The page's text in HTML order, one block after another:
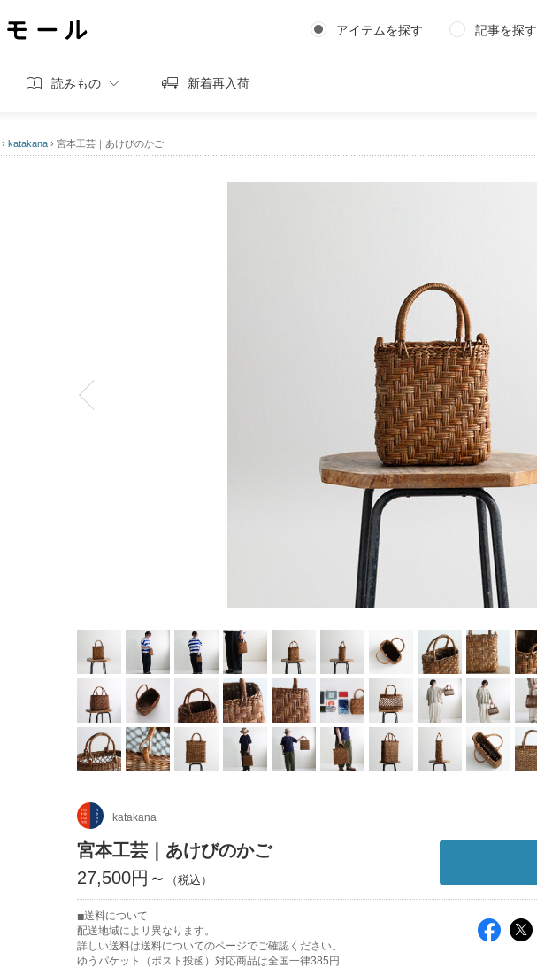
アイテムを探す 記事を探す
読みもの 新着再入荷
› katakana › 宮本工芸｜あけびのかご
katakana
宮本工芸｜あけびのかご
27,500円～
送料について
配送地域によリ異なります。
詳しい送料は送料についてのページでご確認ください。
ゆうパケット（ポスト投函）対応商品は全国一律385円